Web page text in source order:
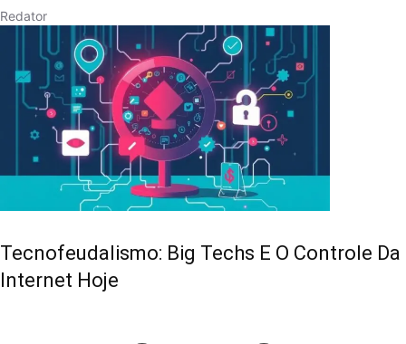
Redator
Tecnofeudalismo: Big Techs E O Controle Da
Internet Hoje